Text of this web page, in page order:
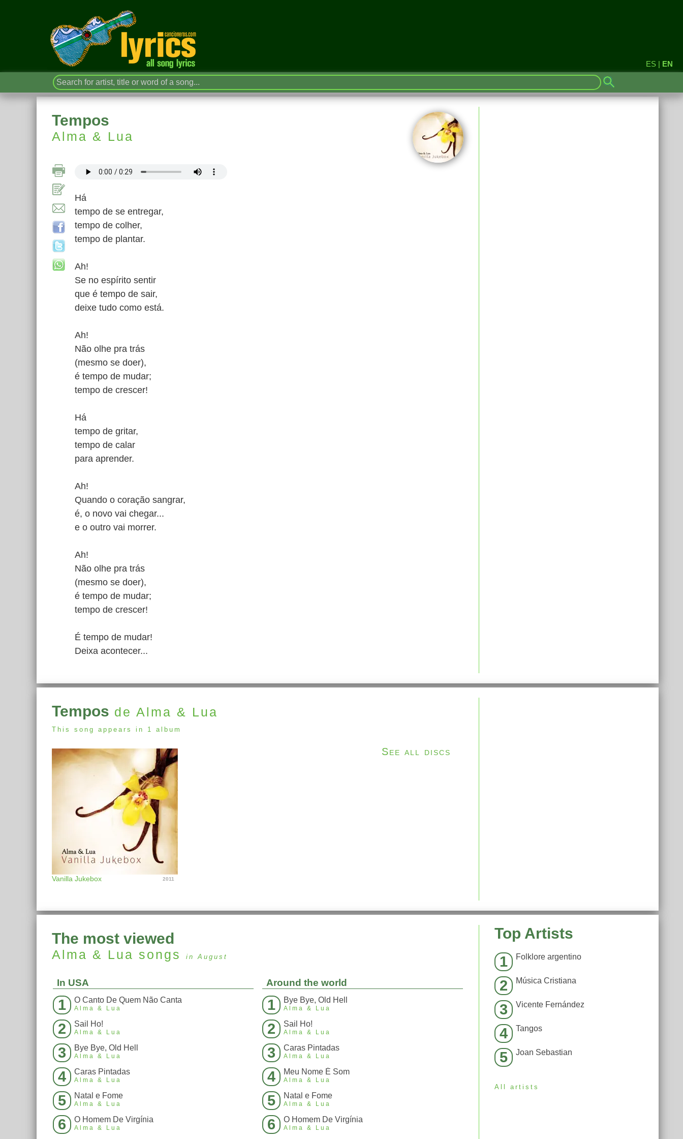
ES | EN
Tempos
Alma & Lua
Há
tempo de se entregar,
tempo de colher,
tempo de plantar.
Ah!
Se no espírito sentir
que é tempo de sair,
deixe tudo como está.
Ah!
Não olhe pra trás
(mesmo se doer),
é tempo de mudar;
tempo de crescer!
Há
tempo de gritar,
tempo de calar
para aprender.
Ah!
Quando o coração sangrar,
é, o novo vai chegar...
e o outro vai morrer.
Ah!
Não olhe pra trás
(mesmo se doer),
é tempo de mudar;
tempo de crescer!
É tempo de mudar!
Deixa acontecer...
Tempos de Alma & Lua
This song appears in 1 album
Vanilla Jukebox 2011
See all discs
The most viewed
Alma & Lua songs in August
In USA
1 O Canto De Quem Não Canta
Alma & Lua
2 Sail Ho!
Alma & Lua
3 Bye Bye, Old Hell
Alma & Lua
4 Caras Pintadas
Alma & Lua
5 Natal e Fome
Alma & Lua
6 O Homem De Virgínia
Alma & Lua
Around the world
1 Bye Bye, Old Hell
Alma & Lua
2 Sail Ho!
Alma & Lua
3 Caras Pintadas
Alma & Lua
4 Meu Nome É Som
Alma & Lua
5 Natal e Fome
Alma & Lua
6 O Homem De Virgínia
Alma & Lua
Top Artists
1 Folklore argentino
2 Música Cristiana
3 Vicente Fernández
4 Tangos
5 Joan Sebastian
All artists